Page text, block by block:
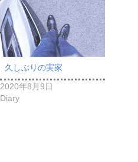
久しぶりの実家
2020年8月9日
Diary